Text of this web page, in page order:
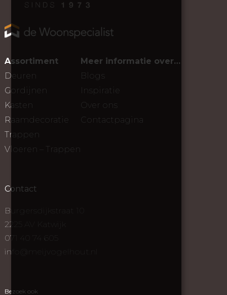
Assortiment
Deuren
Gordijnen
Kasten
Raamdecoratie
Trappen
Vloeren – Trappen
Meer informatie over…
Blogs
Inspiratie
Over ons
Contactpagina
Contact
Burgersdijkstraat 10
2225 AV Katwijk
071 40 74 605
info@meijvogelhout.nl
Bezoek ook